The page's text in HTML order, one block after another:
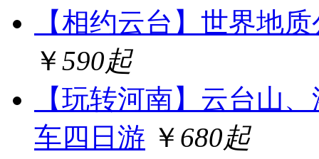
【相约云台】世界地
￥590起
【玩转河南】云台山
车四日游 ￥ 680起